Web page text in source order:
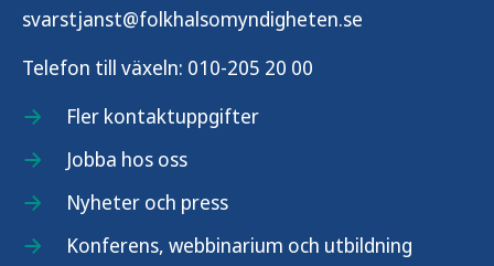
svarstjanst@folkhalsomyndigheten.se
Telefon till växeln: 010-205 20 00
Fler kontaktuppgifter
Jobba hos oss
Nyheter och press
Konferens, webbinarium och utbildning